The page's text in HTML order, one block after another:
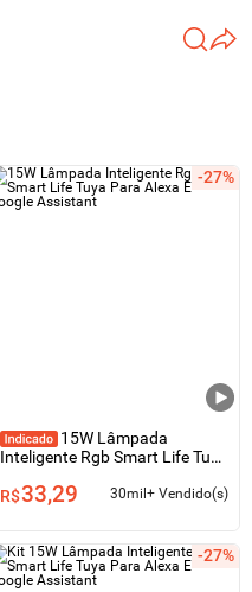
-27%
15W Lâmpada
Inteligente Rgb Smart Life Tuya
R$33,29 30mil+ Vendido(s)
-27%